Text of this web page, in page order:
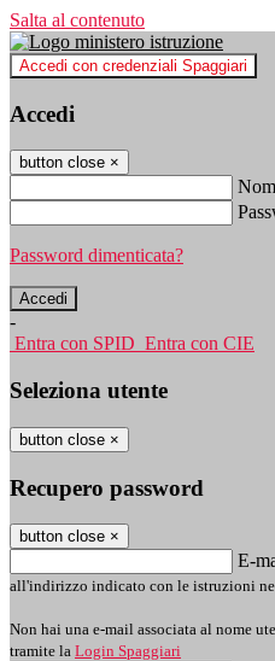
Salta al contenuto
Accedi con credenziali Spaggiari
Accedi
button close ×
Password dimenticata?
-
Entra con SPID Entra con CIE
Seleziona utente
button close ×
Recupero password
button close ×
E-
all'indirizzo indicato con le istruzioni
Non hai una e-mail associata al nome
tramite la Login Spaggiari